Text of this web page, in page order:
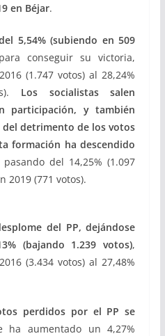
en Béjar.
5,54% (subiendo en 509
conseguir su victoria,
(1.747 votos) al 28,24%
Los socialistas salen
participación, y también
detrimento de los votos
formación ha descendido
pasando del 14,25% (1.097
2019 (771 votos).
del PP, dejándose
(bajando 1.239 votos),
(3.434 votos) al 27,48%
perdidos por el PP se
ha aumentado un 4,27%